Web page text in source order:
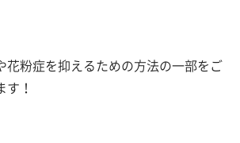
花粉症を抑えるための方法の一部をご
す！